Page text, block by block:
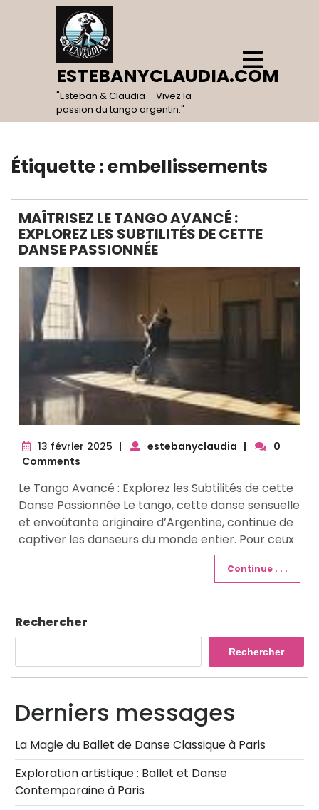
ESTEBANYCLAUDIA.COM
"Esteban & Claudia – Vivez la
passion du tango argentin."
Open
Menu
Étiquette :embellissements
MAÎTRISEZ LE TANGO AVANCÉ :
EXPLOREZ LES SUBTILITÉS DE CETTE
DANSE PASSIONNÉE
13 février 2025 13| estebanyclaudia |
0
Comments
Le Tango Avancé : Explorez les Subtilités de cette
Danse Passionnée Le tango, cette danse sensuelle
et envoûtante originaire d’Argentine, continue de
captiver les danseurs du monde entier. Pour ceux
Continue . . .
Rechercher
Rechercher
Derniers messages
La Magie du Ballet de Danse Classique à Paris
Exploration artistique : Ballet et Danse
Contemporaine à Paris